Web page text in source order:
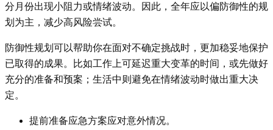
分月份出现小阻力或情绪波动。因此，全年应以偏防御性的规
划为主，减少高风险尝试。
防御性规划可以帮助你在面对不确定挑战时，更加稳妥地保护
已取得的成果。比如工作上可延迟重大变革的时间，或先做好
充分的准备和预案；生活中则避免在情绪波动时做出重大决
定。
提前准备应急方案应对意外情况。